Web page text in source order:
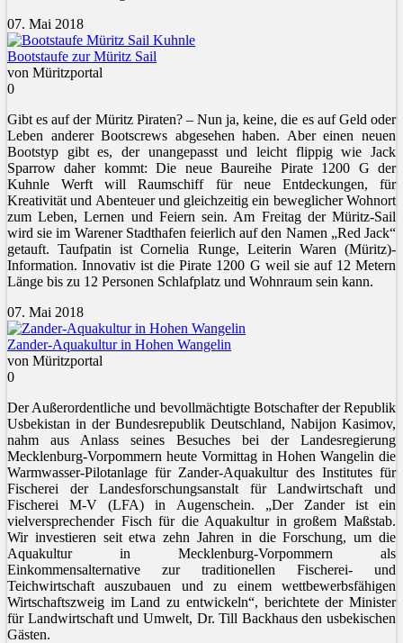
07. Mai 2018
Bootstaufe zur Müritz Sail
von Müritzportal
0
Gibt es auf der Müritz Piraten? – Nun ja, keine, die es auf Geld oder
Leben anderer Bootscrews abgesehen haben. Aber einen neuen
Bootstyp gibt es, der unangepasst und leicht flippig wie Jack
Sparrow daher kommt: Die neue Baureihe Pirate 1200 G der
Kuhnle Werft will Raumschiff für neue Entdeckungen, für
Kreativität und Abenteuer und gleichzeitig ein beweglicher Wohnort
zum Leben, Lernen und Feiern sein. Am Freitag der Müritz-Sail
wird sie im Warener Stadthafen feierlich auf den Namen „Red Jack“
getauft. Taufpatin ist Cornelia Runge, Leiterin Waren (Müritz)-
Information. Innovativ ist die Pirate 1200 G weil sie auf 12 Metern
Länge bis zu 12 Personen Schlafplatz und Wohnraum sein kann.
07. Mai 2018
Zander-Aquakultur in Hohen Wangelin
von Müritzportal
0
Der Außerordentliche und bevollmächtigte Botschafter der Republik
Usbekistan in der Bundesrepublik Deutschland, Nabijon Kasimov,
nahm aus Anlass seines Besuches bei der Landesregierung
Mecklenburg-Vorpommern heute Vormittag in Hohen Wangelin die
Warmwasser-Pilotanlage für Zander-Aquakultur des Institutes für
Fischerei der Landesforschungsanstalt für Landwirtschaft und
Fischerei M-V (LFA) in Augenschein. „Der Zander ist ein
vielversprechender Fisch für die Aquakultur in großem Maßstab.
Wir investieren seit etwa zehn Jahren in die Forschung, um die
Aquakultur in Mecklenburg-Vorpommern als
Einkommensalternative zur traditionellen Fischerei- und
Teichwirtschaft auszubauen und zu einem wettbewerbsfähigen
Wirtschaftszweig im Land zu entwickeln“, berichtete der Minister
für Landwirtschaft und Umwelt, Dr. Till Backhaus den usbekischen
Gästen.